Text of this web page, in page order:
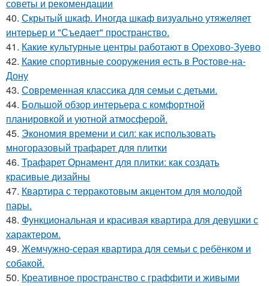
советы и рекомендации
40. Скрытый шкаф. Иногда шкаф визуально утяжеляет
интерьер и "Съедает" пространство.
41. Какие культурные центры работают в Орехово-Зуево
42. Какие спортивные сооружения есть в Ростове-на-
Дону
43. Современная классика для семьи с детьми.
44. Большой обзор интерьера с комфортной
планировкой и уютной атмосферой.
45. Экономия времени и сил: как использовать
многоразовый трафарет для плитки
46. Трафарет Орнамент для плитки: как создать
красивые дизайны
47. Квартира с терракотовым акцентом для молодой
пары.
48. Функциональная и красивая квартира для девушки с
характером.
49. Жемчужно-серая квартира для семьи с ребёнком и
собакой.
50. Креативное пространство с граффити и живыми